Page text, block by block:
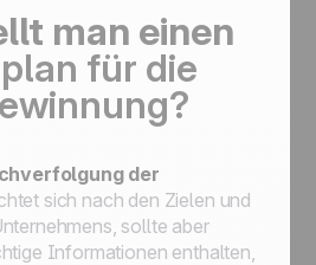
man einen
für die
der
sich nach den Zielen und
sollte aber
Informationen enthalten,